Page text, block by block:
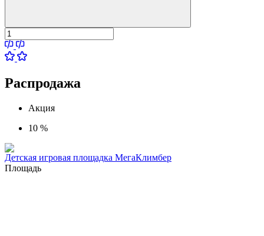
Распродажа
Акция
10 %
Детская игровая площадка МегаКлимбер
Площадь